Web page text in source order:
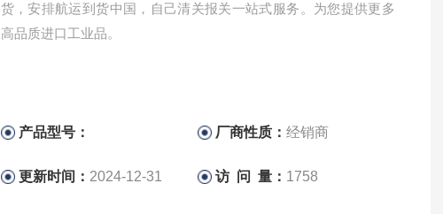
货，安排航运到货中国，自己清关报关一站式服务。为您提供更多
高品质进口工业品。
产品型号： 厂商性质：经销商
更新时间： 2024-12-31 访 问 量： 1758